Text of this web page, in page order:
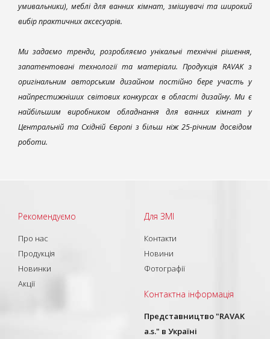
умивальники), меблі для ванних кімнат, змішувачі та широкий
вибір практичних аксесуарів.
Ми задаємо тренди, розробляємо унікальні технічні рішення,
запатентовані технології та матеріали. Продукція RAVAK з
оригінальним авторським дизайном постійно бере участь у
найпрестижніших світових конкурсах в області дизайну. Ми є
найбільшим виробником обладнання для ванних кімнат у
Центральній та Східній Європі з більш ніж 25-річним досвідом
роботи.
Рекомендуємо
Про нас
Продукція
Новинки
Акції
Для ЗМІ
Контакти
Новини
Фотографії
Контактна інформація
Представництво "RAVAK
a.s." в Україні